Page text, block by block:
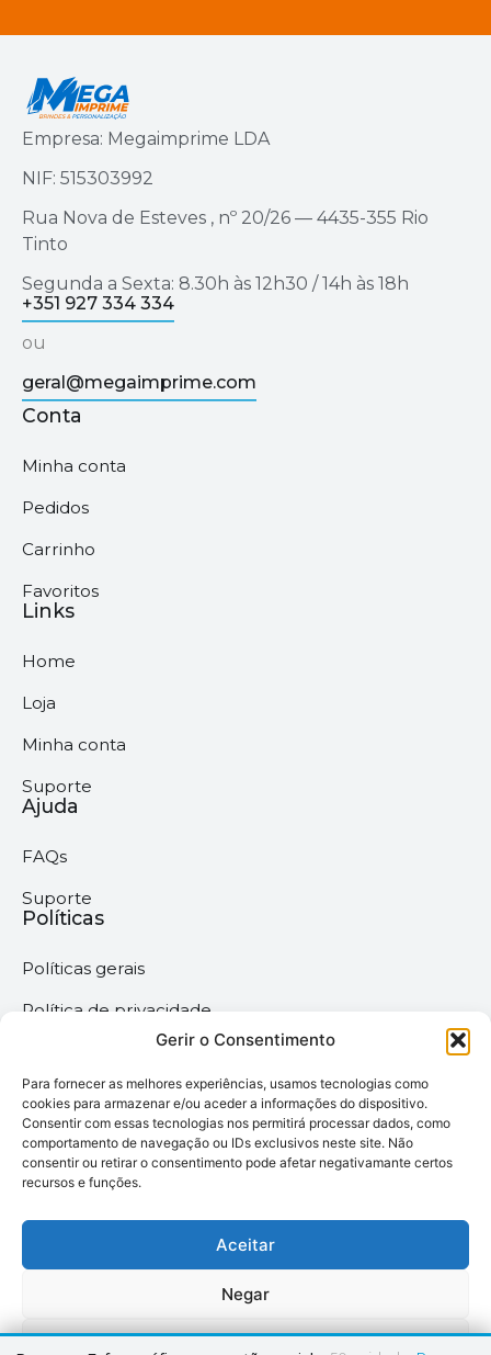
Gerir o Consentimento
Para fornecer as melhores experiências, usamos tecnologias como
cookies para armazenar e/ou aceder a informações do dispositivo.
Consentir com essas tecnologias nos permitirá processar dados, como
comportamento de navegação ou IDs exclusivos neste site. Não
consentir ou retirar o consentimento pode afetar negativamante certos
recursos e funções.
Aceitar
Negar
Ver preferências
Empresa: Megaimprime LDA
NIF: 515303992
Rua Nova de Esteves , nº 20/26 — 4435-355 Rio
Tinto
Segunda a Sexta: 8.30h às 12h30 / 14h às 18h
+351 927 334 334
ou
geral@megaimprime.com
Conta
Minha conta
Pedidos
Carrinho
Favoritos
Links
Home
Loja
Minha conta
Suporte
Ajuda
FAQs
Suporte
Políticas
Políticas gerais
Política de privacidade
Termos & Condições
Política de cookies
Megaimprime © 2025 |
Todos os Direitos